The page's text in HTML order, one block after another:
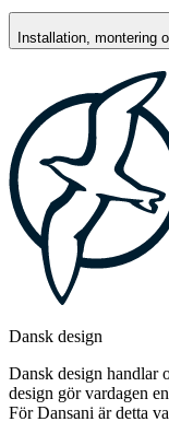
Installation, montering
Dansk design
Dansk design handlar
design gör vardagen
För Dansani är detta